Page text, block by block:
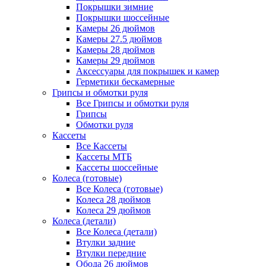
Покрышки зимние
Покрышки шоссейные
Камеры 26 дюймов
Камеры 27.5 дюймов
Камеры 28 дюймов
Камеры 29 дюймов
Аксессуары для покрышек и камер
Герметики бескамерные
Грипсы и обмотки руля
Все Грипсы и обмотки руля
Грипсы
Обмотки руля
Кассеты
Все Кассеты
Кассеты МТБ
Кассеты шоссейные
Колеса (готовые)
Все Колеса (готовые)
Колеса 28 дюймов
Колеса 29 дюймов
Колеса (детали)
Все Колеса (детали)
Втулки задние
Втулки передние
Обода 26 дюймов